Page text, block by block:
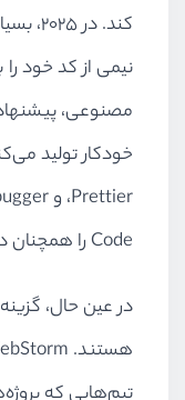
کند.
نیمی از کد خود
Code را همچنان در جایگاه اول نگه داشته‌اند.
در عین حال،